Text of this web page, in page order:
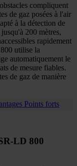
compliquent
de gaz posées à l'air
à la détection de
200 mètres,
rapidement
utilise la
automatiquement le
de mesure fiables.
de gaz de manière
Points forts
LD 800